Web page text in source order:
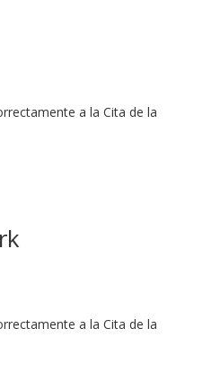
a la Cita de la
a la Cita de la